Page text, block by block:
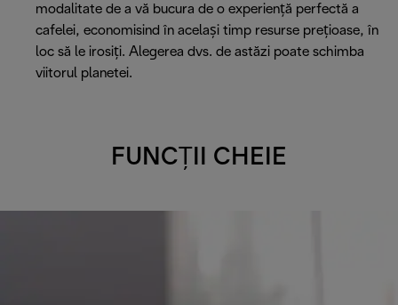
modalitate de a vă bucura de o experiență perfectă a
cafelei, economisind în același timp resurse prețioase, în
loc să le irosiți. Alegerea dvs. de astăzi poate schimba
viitorul planetei.
FUNCȚII CHEIE